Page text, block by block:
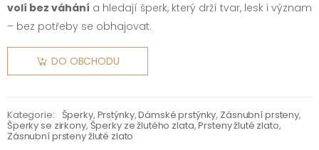
volí bez váhání a hledají šperk, který drží tvar, lesk i význam
– bez potřeby se obhajovat.
DO OBCHODU
Kategorie: Šperky, Prstýnky,Dámské prstýnky, Zásnubní prsteny,
Šperky se zirkony, Šperky ze žlutého zlata,Prsteny žluté zlato,
Zásnubní prsteny žluté zlato